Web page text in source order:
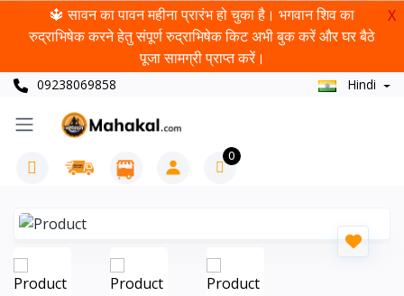
🔱 सावन का पावन महीना प्रारंभ हो चुका है। भगवान शिव का
रुद्राभिषेक करने हेतु संपूर्ण रुद्राभिषेक किट अभी बुक करें और घर बैठे
पूजा सामग्री प्राप्त करें।
X
09238069858 Hindi
0